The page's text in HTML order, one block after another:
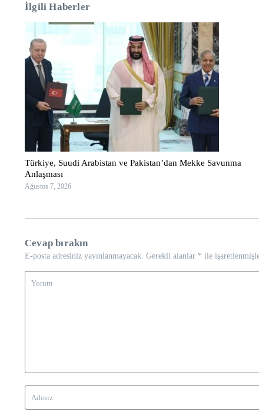
İlgili Haberler
Türkiye, Suudi Arabistan ve Pakistan’dan Mekke Savunma
Anlaşması
Ağustos 7, 2026
Cevap bırakın
E-posta adresiniz yayınlanmayacak. Gerekli alanlar * ile